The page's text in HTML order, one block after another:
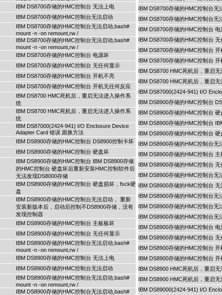
IBM DS8700存储的HMC控制台 无法上电
IBM DS8700存储的HMC控制台无法启动
IBM DS8700存储的HMC控制台无法启动,bash#
mount -n -on remount,rw /
IBM DS8700存储的HMC控制台无法启动,bash#
mount -n -on remount,rw /
IBM DS8700存储的HMC控制台 电源坏
IBM DS8700存储的HMC控制台 无任何显示
IBM DS8700存储的HMC控制台 开机不亮
IBM DS8700存储的HMC控制台 开机无任何反应
IBM DS8700 HMC死机后，重启无法进入操作系
统
IBM DS8700 HMC死机后，重启无法进入操作系
统
IBM DS87000(2424-941) I/O Enclosure Device
Adapter Card 错误 跟换方法
IBM DS8900存储的HMC控制台 DS8900控制卡坏
IBM DS8900存储的HMC控制台 硬盘坏
IBM DS8900存储的HMC控制台 IBM DS8900存储
的HMC控制台 硬盘坏后重新安装HMC控制软件后
无法发现DS8000存储
IBM DS8900存储的HMC控制台 硬盘损坏，fsck硬
盘
IBM DS8900存储的HMC控制台无法启动， 重新
安装新版本后，启动后控制不DS8900存储，没有
发现控制器
IBM DS8900存储的HMC控制台 主板板坏
IBM DS8900存储的HMC控制台 无任何显示
IBM DS8900存储的HMC控制台无法启动,bash#
mount -n -on remount,rw /
IBM DS8900存储的HMC控制台 无法上电
IBM DS8900存储的HMC控制台无法启动
IBM DS8900存储的HMC控制台无法启动,bash#
mount -n -on remount,rw /
IBM DS8900存储的HMC控制台无法启动,bash#
IBM DS8700存储的HMC控制台
IBM DS8700存储的HMC控制台
IBM DS8700存储的HMC控制台 电
IBM DS8700存储的HMC控制台 无
IBM DS8700存储的HMC控制台 开
IBM DS8700存储的HMC控制台
IBM DS8700 HMC死机后，重启
IBM DS8700 HMC死机后，重启
IBM DS87000(2424-941) I/O
IBM DS8900存储的HMC控制台
IBM DS8900存储的HMC控制台 硬
IBM DS8900存储的HMC控制台
IBM DS8900存储的HMC控制台
IBM DS8900存储的HMC控制台
IBM DS8900存储的HMC控制台 主
IBM DS8900存储的HMC控制台 无
IBM DS8900存储的HMC控制台
IBM DS8900存储的HMC控制台 无
IBM DS8900存储的HMC控制台无
IBM DS8900存储的HMC控制台
IBM DS8900存储的HMC控制台
IBM DS8900存储的HMC控制台 电
IBM DS8900存储的HMC控制台 无
IBM DS8900存储的HMC控制台 开
IBM DS8900存储的HMC控制台
IBM DS8900 HMC死机后，重启
IBM DS8900 HMC死机后，重启
IBM DS89000(2424-941) I/O